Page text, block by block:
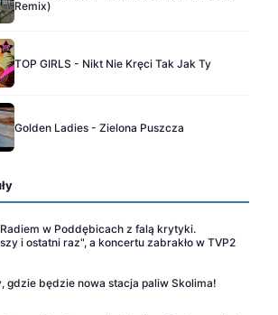
Remix)
TOP GIRLS - Nikt Nie Kręci Tak Jak Ty
Golden Ladies - Zielona Puszcza
w Poddębicach z falą krytyki.
i ostatni raz", a koncertu zabrakło w TVP2
gdzie będzie nowa stacja paliw Skolima!